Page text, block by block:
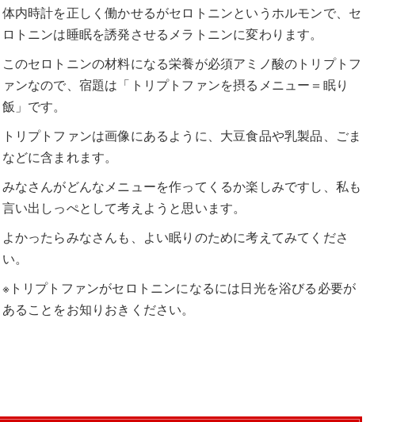
体内時計を正しく働かせるがセロトニンというホルモンで、セ
ロトニンは睡眠を誘発させるメラトニンに変わります。
このセロトニンの材料になる栄養が必須アミノ酸のトリプトフ
ァンなので、宿題は「トリプトファンを摂るメニュー＝眠り
飯」です。
トリプトファンは画像にあるように、大豆食品や乳製品、ごま
などに含まれます。
みなさんがどんなメニューを作ってくるか楽しみですし、私も
言い出しっぺとして考えようと思います。
よかったらみなさんも、よい眠りのために考えてみてくださ
い。
※トリプトファンがセロトニンになるには日光を浴びる必要が
あることをお知りおきください。